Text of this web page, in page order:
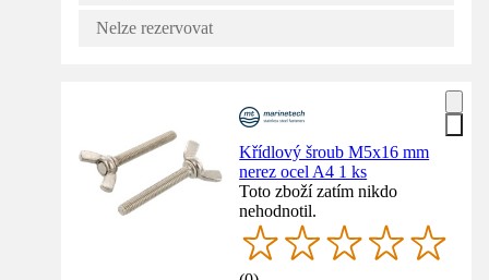
Nelze rezervovat
Křídlový šroub M5x16 mm
nerez ocel A4 1 ks
Toto zboží zatím nikdo
nehodnotil.